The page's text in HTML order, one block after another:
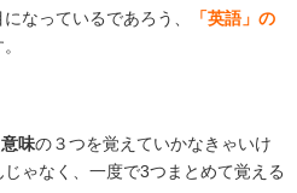
なっているであろう、 「英語」 の
味の３つを覚えていかなきゃいけ
ゃなく、一度で3つまとめて覚える